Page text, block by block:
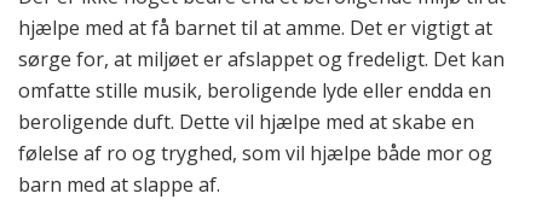
hjælpe med at få barnet til at amme. Det er vigtigt at
sørge for, at miljøet er afslappet og fredeligt. Det kan
omfatte stille musik, beroligende lyde eller endda en
beroligende duft. Dette vil hjælpe med at skabe en
følelse af ro og tryghed, som vil hjælpe både mor og
barn med at slappe af.